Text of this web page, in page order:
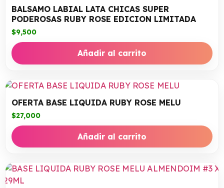
BALSAMO LABIAL LATA CHICAS SUPER
PODEROSAS RUBY ROSE EDICION LIMITADA
$9,500
Añadir al carrito
OFERTA BASE LIQUIDA RUBY ROSE MELU
$27,000
Añadir al carrito